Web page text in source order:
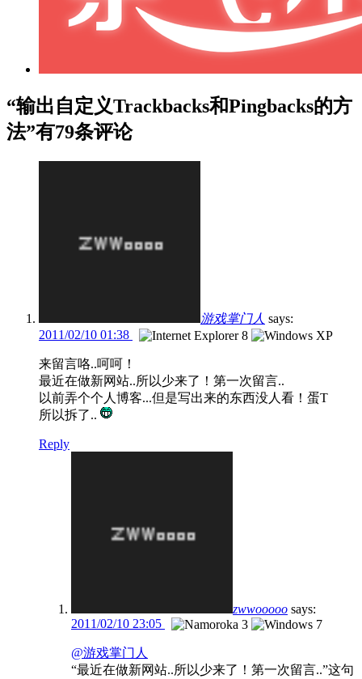
“输出自定义Trackbacks和Pingbacks的方
法”有79条评论
游戏掌门人 says:
2011/02/10 01:38
来留言咯..呵呵！
最近在做新网站..所以少来了！第一次留言..
以前弄个个人博客...但是写出来的东西没人看！蛋T
所以拆了..
Reply
zwwooooo says:
2011/02/10 23:05
@游戏掌门人
“最近在做新网站..所以少来了！第一次留言..”这句